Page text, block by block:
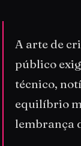
A arte de
público
técnico,
equilíbrio
lembrança